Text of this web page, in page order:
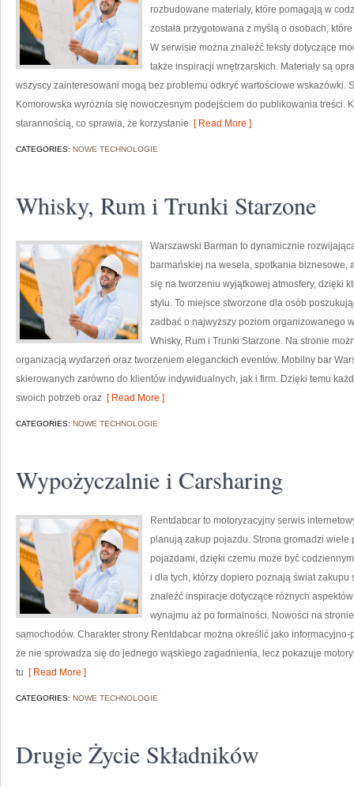
rozbudowane materiały, które pomagają w
została przygotowana z myślą o osobach,
W serwisie można znaleźć teksty dotyczące
także inspiracji wnętrzarskich. Materiały są
wszyscy zainteresowani mogą bez problemu odkryć wartościowe wskazówki.
Komorowska wyróżnia się nowoczesnym podejściem do publikowania treści.
starannością, co sprawia, że korzystanie [ Read More ]
CATEGORIES: NOWE TECHNOLOGIE
Whisky, Rum i Trunki Starzone
Warszawski Barman to dynamicznie
barmańskiej na wesela, spotkania biznesowe,
się na tworzeniu wyjątkowej atmosfery, dzięki
stylu. To miejsce stworzone dla osób
zadbać o najwyższy poziom organizowanego
Whisky, Rum i Trunki Starzone. Na stronie
organizacją wydarzeń oraz tworzeniem eleganckich eventów. Mobilny bar
skierowanych zarówno do klientów indywidualnych, jak i firm. Dzięki temu
swoich potrzeb oraz [ Read More ]
CATEGORIES: NOWE TECHNOLOGIE
Wypożyczalnie i Carsharing
Rentdabcar to motoryzacyjny serwis
planują zakup pojazdu. Strona gromadzi wiele
pojazdami, dzięki czemu może być
i dla tych, którzy dopiero poznają świat zakupu
znaleźć inspiracje dotyczące różnych
wynajmu aż po formalności. Nowości na
samochodów. Charakter strony Rentdabcar można określić jako
że nie sprowadza się do jednego wąskiego zagadnienia, lecz pokazuje
tu [ Read More ]
CATEGORIES: NOWE TECHNOLOGIE
Drugie Życie Składników